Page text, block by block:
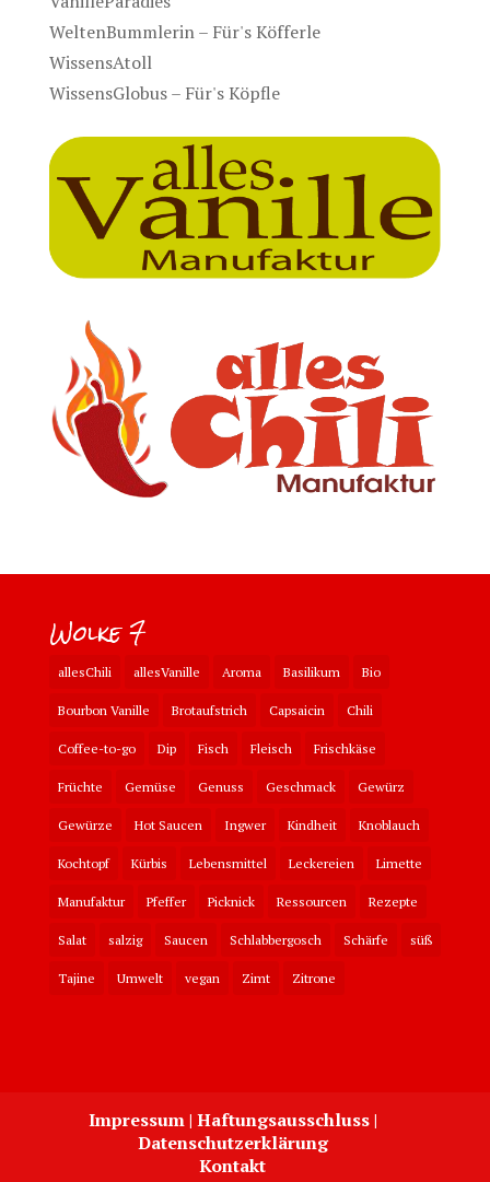
WeltenBummlerin – Für's Köfferle
WissensAtoll
WissensGlobus – Für's Köpfle
Wolke 7
allesChili allesVanille Aroma Basilikum Bio
Bourbon Vanille Brotaufstrich Capsaicin Chili
Coffee-to-go Dip Fisch Fleisch Frischkäse
Früchte Gemüse Genuss Geschmack Gewürz
Gewürze Hot Saucen Ingwer Kindheit Knoblauch
Kochtopf Kürbis Lebensmittel Leckereien Limette
Manufaktur Pfeffer Picknick Ressourcen Rezepte
Salat salzig Saucen Schlabbergosch Schärfe süß
Tajine Umwelt vegan Zimt Zitrone
Impressum | Haftungsausschluss |
Datenschutzerklärung
Kontakt